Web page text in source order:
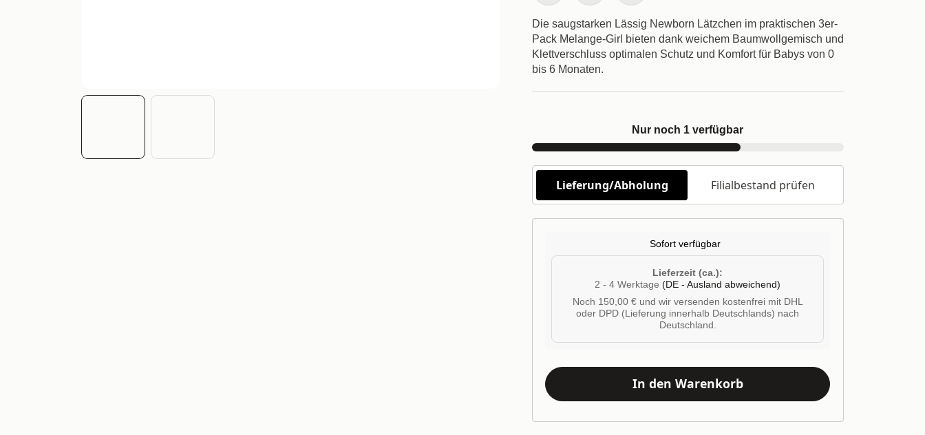
Die saugstarken Lässig Newborn Lätzchen im praktischen 3er-
Pack Melange-Girl bieten dank weichem Baumwollgemisch und
Klettverschluss optimalen Schutz und Komfort für Babys von 0
bis 6 Monaten.
Nur noch 1 verfügbar
Lieferung/Abholung Filialbestand prüfen
Sofort verfügbar
Lieferzeit (ca.):
2 - 4 Werktage (DE - Ausland abweichend)
Noch 150,00 € und wir versenden kostenfrei mit DHL
oder DPD (Lieferung innerhalb Deutschlands) nach
Deutschland.
In den Warenkorb